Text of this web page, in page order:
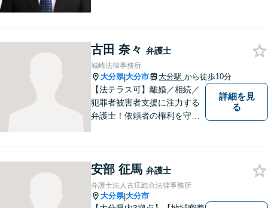
ニーズに応えます。常に市民
に身近で親しみやすい弁護士
であり続けます。
古田 奈々 弁護士
城崎法律事務所
大分県|大分市 大分駅 から徒歩10分
【法テラス可】離婚／相続／
犯罪者被害者支援に注力する
弁護士！依頼者の権利を守
詳細を見
る
安部 征馬 弁護士
弁護士法人古庄総合法律事務所
大分県|大分市